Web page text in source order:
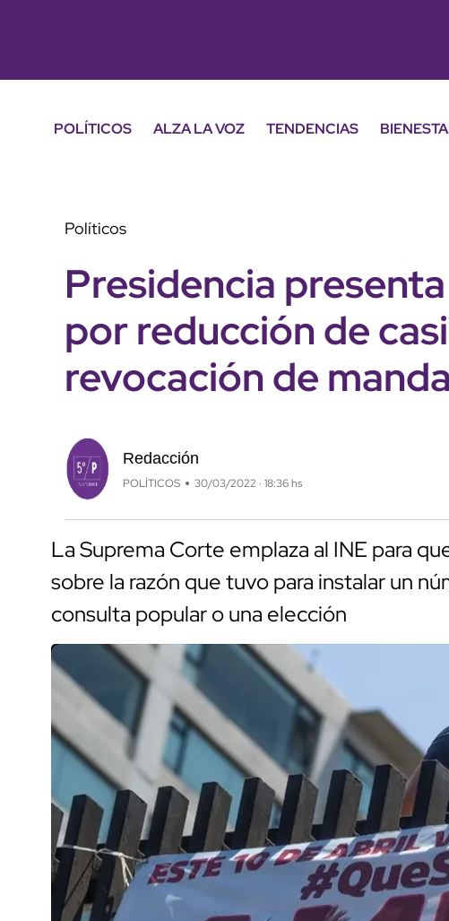
POLÍTICOS ALZA LA VOZ TENDENCIAS
Políticos
Presidencia
por reducción de
revocación de
Redacción
POLÍTICOS 30/03/2022 · 18:36 hs
La Suprema Corte emplaza al INE para
sobre la razón que tuvo para instalar un
consulta popular o una elección